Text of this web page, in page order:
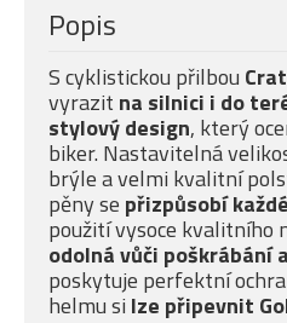
Popis
S cyklistickou přilbou
vyrazit na silnici i do
stylový design, který
biker. Nastavitelná
brýle a velmi kvalitní
pěnyse přizpůsobí
použití vysoce kvalitního
odolná vůči poškrábání
poskytuje perfektní
helmu si lze připevnit